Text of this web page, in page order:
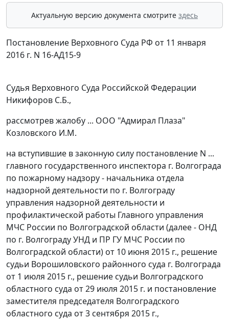
Актуальную версию документа смотрите здесь
Постановление Верховного Суда РФ от 11 января
2016 г. N 16-АД15-9
Судья Верховного Суда Российской Федерации
Никифоров С.Б.,
рассмотрев жалобу ... ООО "Адмирал Плаза"
Козловского И.М.
на вступившие в законную силу постановление N ...
главного государственного инспектора г. Волгограда
по пожарному надзору - начальника отдела
надзорной деятельности по г. Волгограду
управления надзорной деятельности и
профилактической работы Главного управления
МЧС России по Волгоградской области (далее - ОНД
по г. Волгограду УНД и ПР ГУ МЧС России по
Волгоградской области) от 10 июня 2015 г., решение
судьи Ворошиловского районного суда г. Волгограда
от 1 июля 2015 г., решение судьи Волгоградского
областного суда от 29 июля 2015 г. и постановление
заместителя председателя Волгоградского
областного суда от 3 сентября 2015 г.,